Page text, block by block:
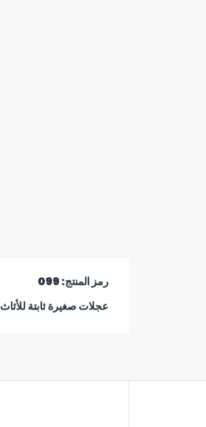
رمز المنتج: 099
عجلات صغيرة ثابتة للأثاث 20 مم